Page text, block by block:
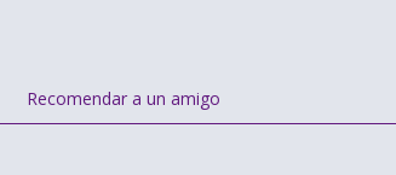
Recomendar a un amigo